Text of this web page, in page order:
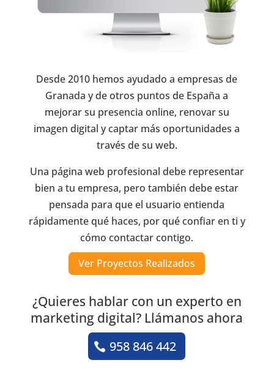
Desde 2010 hemos ayudado a empresas de
Granada y de otros puntos de España a
mejorar su presencia online, renovar su
imagen digital y captar más oportunidades a
través de su web.
Una página web profesional debe representar
bien a tu empresa, pero también debe estar
pensada para que el usuario entienda
rápidamente qué haces, por qué confiar en ti y
cómo contactar contigo.
Ver Proyectos Realizados
¿Quieres hablar con un experto en
marketing digital? Llámanos ahora
958 846 442